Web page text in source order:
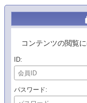
コンテンツの閲覧
ID
パスワード